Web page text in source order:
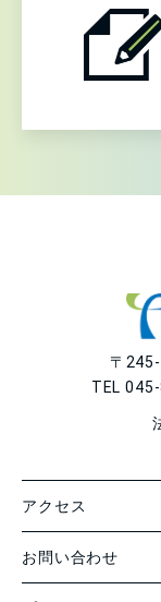
〒
TEL
アクセス
お問い合わせ